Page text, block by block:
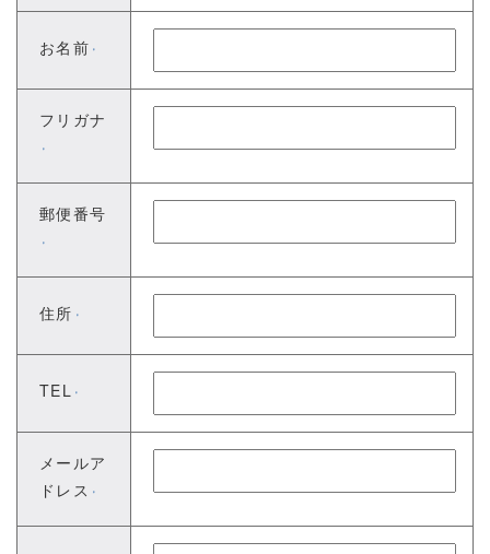
お名前 ※
フリガナ
※
郵便番号
※
住所 ※
TEL ※
メールア
ドレス
※